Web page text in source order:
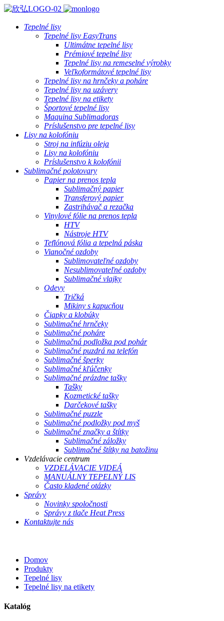
Tepelné lisy
Tepelné lisy EasyTrans
Ultimátne tepelné lisy
Prémiové tepelné lisy
Tepelné lisy na remeselné výrobky
Veľkoformátové tepelné lisy
Tepelné lisy na hrnčeky a poháre
Tepelné lisy na uzávery
Tepelné lisy na etikety
Športové tepelné lisy
Maquina Sublimadoras
Príslušenstvo pre tepelné lisy
Lisy na kolofóniu
Stroj na infúziu oleja
Lisy na kolofóniu
Príslušenstvo k kolofónii
Sublimačné polotovary
Papier na prenos tepla
Sublimačný papier
Transferový papier
Zastrihávač a rezačka
Vinylové fólie na prenos tepla
HTV
Nástroje HTV
Teflónová fólia a tepelná páska
Vianočné ozdoby
Sublimovateľné ozdoby
Nesublimovateľné ozdoby
Sublimačné vlajky
Odevy
Tričká
Mikiny s kapucňou
Čiapky a klobúky
Sublimačné hrnčeky
Sublimačné poháre
Sublimačná podložka pod pohár
Sublimačné puzdrá na telefón
Sublimačné šperky
Sublimačné kľúčenky
Sublimačné prázdne tašky
Tašky
Kozmetické tašky
Darčekové tašky
Sublimačné puzzle
Sublimačné podložky pod myš
Sublimačné značky a štítky
Sublimačné záložky
Sublimačné štítky na batožinu
Vzdelávacie centrum
VZDELÁVACIE VIDEÁ
MANUÁLNY TEPELNÝ LIS
Často kladené otázky
Správy
Novinky spoločnosti
Správy z tlače Heat Press
Kontaktujte nás
Domov
Produkty
Tepelné lisy
Tepelné lisy na etikety
Katalóg